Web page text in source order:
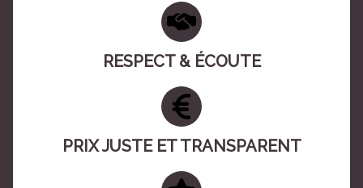
RESPECT & ÉCOUTE
PRIX JUSTE ET TRANSPARENT